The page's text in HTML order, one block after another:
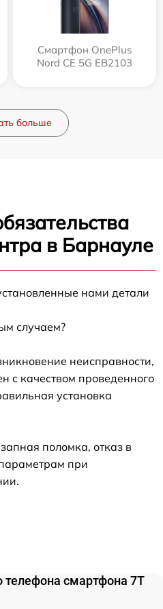
Смартфон OnePlus
Nord CE 5G EB2103
больше
в Барнауле
нами детали
случаем?
неисправности,
с качеством проведенного
установка
поломка, отказ в
при
смартфона 7T